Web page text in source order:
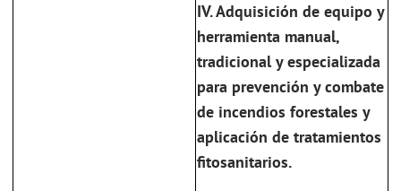
IV. Adquisición de equipo y
herramienta manual,
tradicional y especializada
para prevención y combate
de incendios forestales y
aplicación de tratamientos
fitosanitarios.